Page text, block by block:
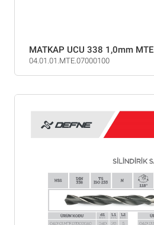
MATKAP UCU 338 1,0mm MTE
04.01.01.MTE.07000100